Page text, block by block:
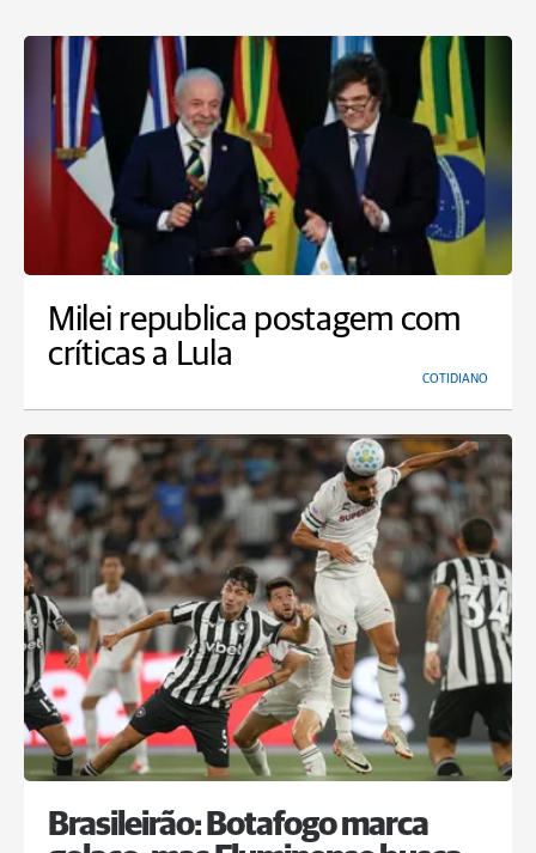
Milei republica postagem com
críticas a Lula
COTIDIANO
Brasileirão: Botafogo marca